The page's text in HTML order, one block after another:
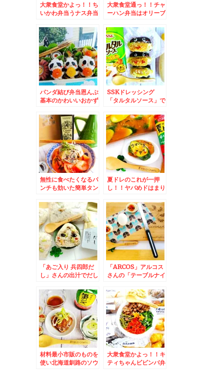
大衆食堂かよっ！！ち
いかわ弁当うナス弁当
ングデー＆佐呂間町で
焼肉といえば「焼肉ブ
ータン」さん秘伝のタ
レ絶品(*´艸`*)サガリ
とホルモン♪
大衆食堂通っ！！チャ
ーハン弁当はオリーブ
ーに♪おかず満載！
UFO揚げってご存
知？？
パンダ結び弁当恩んぷ
基本のかわいいおかず
ー新橋ビル「むさし
や」さんで「スパイス
チキンカレー」♪絶品
カレー♪(*´艸`*)
SSKドレッシング
「タルタルソース」で
ぎり♪お弁当にも置き
弁にも♪このタルタル
美味ッ！！
無性に食べたくなるパ
ンチも効いた簡単タン
シピ
夏ドレのこれが一押
し！！ヤバめドはまり
`*)簡単レシピ
「あご入り 兵四郎だ
し」さんの出汁でだし
`*)onigiri
「ARCOS」アルコス
さんの「テーブルナイ
ば かぼちゃも切れる
し お肉も切れるし 力
入れなくても切れて
(@￣□￣@;)！！
材料最小市販のものを
使い北海道釧路のソウ
大衆食堂かよっ！！キ
ティちゃんビビンバ弁